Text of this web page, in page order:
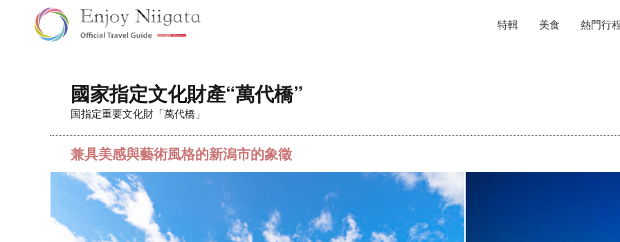
特輯 美食 熱門行
國家指定文化財產“萬代橋”
国指定重要文化財「萬代橋」
兼具美感與藝術風格的新潟市的象徵